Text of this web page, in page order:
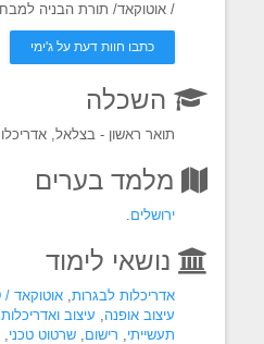
/ אוטוקאד/ תורת הבניה
כתבו חוות דעת על ג'ימי
השכלה
תואר ראשון - בצלאל,
מלמד בערים
ירושלים.
נושאי לימוד
אדריכלות לבגרות, אוטוקאד / AutoCAD
עיצוב אופנה, עיצוב ואדריכלות
תעשייתי, רישום, שרטוט טכני,